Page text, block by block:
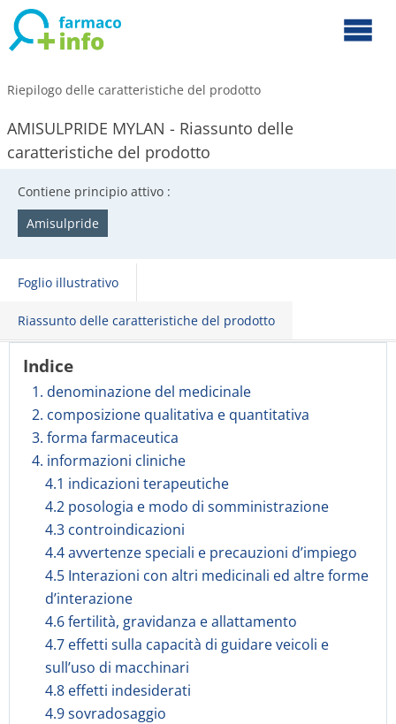
Riepilogo delle caratteristiche del prodotto
AMISULPRIDE MYLAN - Riassunto delle
caratteristiche del prodotto
Contiene principio attivo :
Amisulpride
Foglio illustrativo
Riassunto delle caratteristiche del prodotto
Indice
1. denominazione del medicinale
2. composizione qualitativa e quantitativa
3. forma farmaceutica
4. informazioni cliniche
4.1 indicazioni terapeutiche
4.2 posologia e modo di somministrazione
4.3 controindicazioni
4.4 avvertenze speciali e precauzioni d’impiego
4.5 Interazioni con altri medicinali ed altre forme
d’interazione
4.6 fertilità, gravidanza e allattamento
4.7 effetti sulla capacità di guidare veicoli e
sull’uso di macchinari
4.8 effetti indesiderati
4.9 sovradosaggio